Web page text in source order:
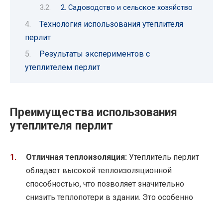
2. Садоводство и сельское хозяйство
Технология использования утеплителя
перлит
Результаты экспериментов с
утеплителем перлит
Преимущества использования
утеплителя перлит
Отличная теплоизоляция: Утеплитель перлит
обладает высокой теплоизоляционной
способностью, что позволяет значительно
снизить теплопотери в здании. Это особенно